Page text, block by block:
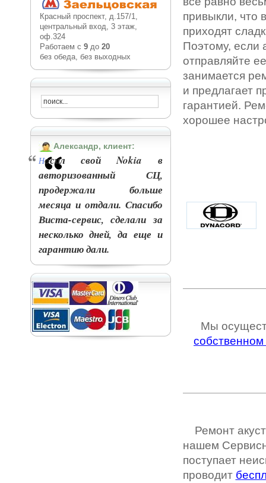
Красный проспект, д.157/1,
центральный вход, 3 этаж,
оф.324
Работаем с 9до 20
без обеда, без выходных
Александр, клиент:
Носил свой Nokia в
авторизованный СЦ,
продержали больше
месяца и отдали. Спасибо
Виста-сервис, сделали за
несколько дней, да еще и
гарантию дали.
привыкли, что
приходят
Поэтому, если
отправляйте
занимается
и предлагает
гарантией.
хорошее
Мы
Ремонт
нашем
поступает
проводит